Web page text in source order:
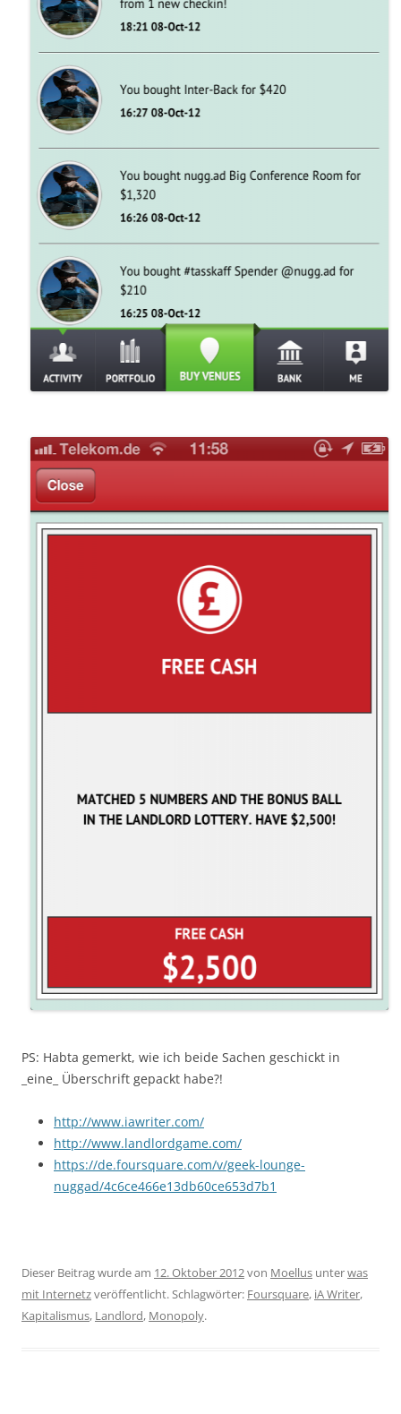
PS: Habta gemerkt, wie ich beide Sachen geschickt in
_eine_ Überschrift gepackt habe?!
http://www.iawriter.com/
http://www.landlordgame.com/
https://de.foursquare.com/v/geek-lounge-
nuggad/4c6ce466e13db60ce653d7b1
Dieser Beitrag wurde am 12. Oktober 2012von Moellus unterwas
mit Internetzveröffentlicht. Schlagwörter: Foursquare, iA Writer,
Kapitalismus, Landlord, Monopoly.